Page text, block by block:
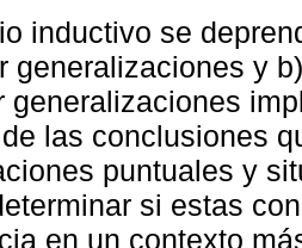
inductivo se
generalizaciones y
generalizaciones
las conclusiones
puntuales y
si estas
en un contexto